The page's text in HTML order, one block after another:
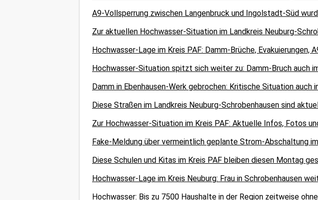
A9-Vollsperrung zwischen Langenbruck und Ingolstadt-Süd
Zur aktuellen Hochwasser-Situation im Landkreis Neuburg-
Hochwasser-Lage im Kreis PAF: Damm-Brüche, Evakuierungen,
Hochwasser-Situation spitzt sich weiter zu: Damm-Bruch auch
Damm in Ebenhausen-Werk gebrochen: Kritische Situation auch
Diese Straßen im Landkreis Neuburg-Schrobenhausen sind
Zur Hochwasser-Situation im Kreis PAF: Aktuelle Infos, Fotos
Fake-Meldung über vermeintlich geplante Strom-Abschaltung
Diese Schulen und Kitas im Kreis PAF bleiben diesen Montag
Hochwasser-Lage im Kreis Neuburg: Frau in Schrobenhausen
Hochwasser: Bis zu 7500 Haushalte in der Region zeitweise